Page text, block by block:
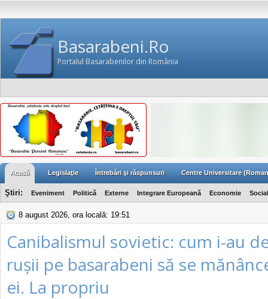
Basarabeni.Ro
Portalul Basarabenilor din România
Acasă Legislaţie Întrebări şi răspunsuri Centre Universitare
Ştiri: Eveniment Politică Externe Integrare Europeană Economie Social
8 august 2026, ora locală: 19:51
Canibalismul sovietic: cum i-au
rușii pe basarabeni să se
ei. La propriu